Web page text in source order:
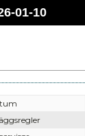
01-10